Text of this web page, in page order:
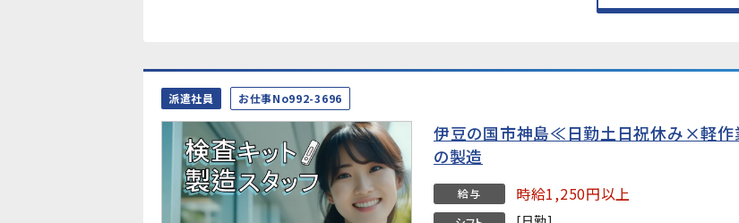
派遣社員 お仕事No992-3696
伊豆の国市神島≪日勤土日祝休み×軽作
の製造
給与 時給1,250円以上